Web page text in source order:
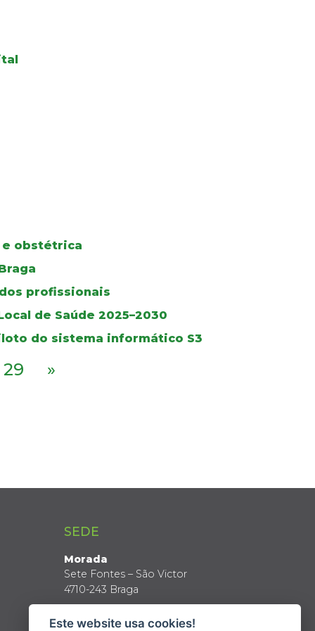
e obstétrica
profissionais
de Saúde 2025–2030
do sistema informático S3
29 »
SEDE
Morada
Sete Fontes – São Victor
4710-243 Braga
Este website usa cookies!